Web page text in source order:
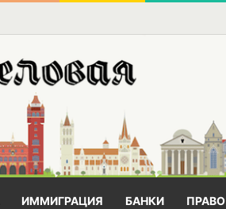
ИММИГРАЦИЯ БАНКИ ПРАВО